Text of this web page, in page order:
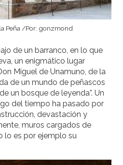
Peña /Por: gonzmond
de un barranco, en lo que
un enigmático lugar
Miguel de Unamuno, de la
de un mundo de peñascos
un bosque de leyenda”. Un
del tiempo ha pasado por
devastación y
muros cargados de
lo es por ejemplo su